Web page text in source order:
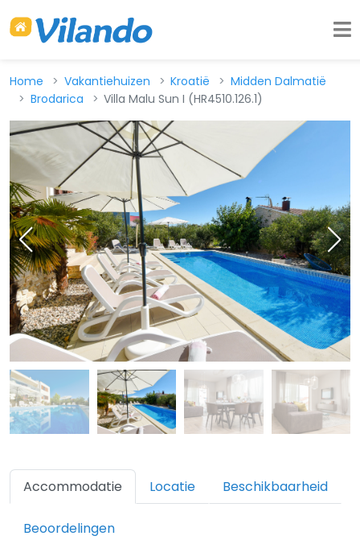
Home Vakantiehuizen Kroatië
Midden Dalmatië
Brodarica
Villa Malu Sun I (HR4510.126.1)
Accommodatie Locatie Beschikbaarheid
Beoordelingen